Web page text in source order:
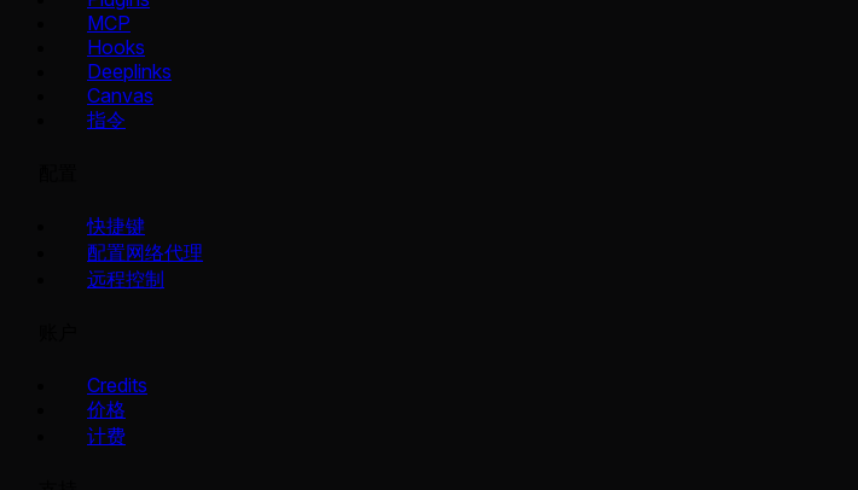
MCP
Hooks
Deeplinks
Canvas
指令
快捷键
配置网络代理
远程控制
Credits
价格
计费